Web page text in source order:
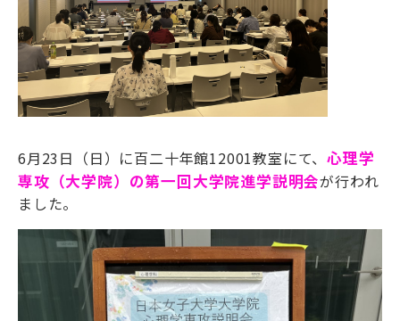
6月23日（日）に百二十年館12001教室にて、心理学
専攻（大学院）の第一回大学院進学説明会が行われ
ました。